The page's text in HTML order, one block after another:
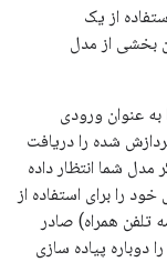
1. ما این با استفاده از یک
بخشی از مدل
عنوان ورودی
شده را دریافت
شما انتظار داده
را برای استفاده از
تلفن همراه) صادر
دوباره پیاده سازی